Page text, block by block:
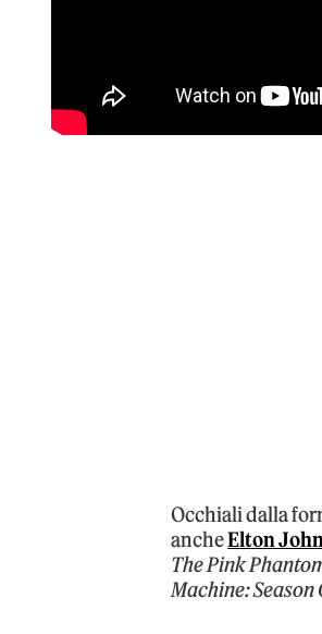
Occhiali dalla
ancheElton
The Pink
Machine: Season